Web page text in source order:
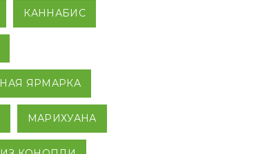
КАННАБИС
ЯРМАРКА
МАРИХУАНА